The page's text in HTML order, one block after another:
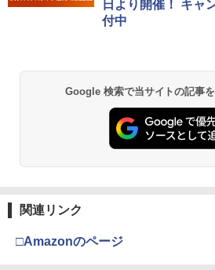
日より開催！ キャ
付中
Google 検索で当サイトの記事
関連リンク
□Amazonのページ